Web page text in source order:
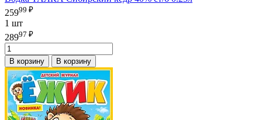
25999 ₽
1 шт
28997 ₽
В корзину В корзину